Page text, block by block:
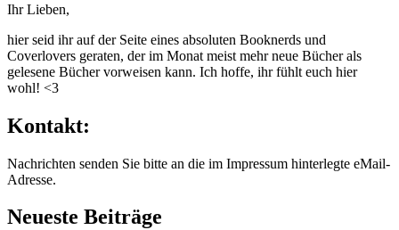
Ihr Lieben,
hier seid ihr auf der Seite eines absoluten Booknerds und
Coverlovers geraten, der im Monat meist mehr neue Bücher als
gelesene Bücher vorweisen kann. Ich hoffe, ihr fühlt euch hier
wohl! <3
Kontakt:
Nachrichten senden Sie bitte an die im Impressum hinterlegte eMail-
Adresse.
Neueste Beiträge